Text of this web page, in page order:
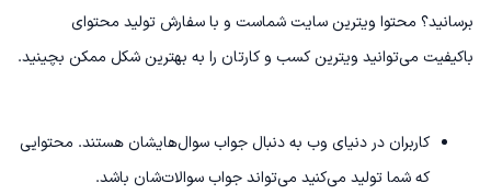
برسانید؟ محتوا ویترین سایت شماست و با سفارش تولید محتوای
باکیفیت می‌توانید ویترین کسب و کارتان را به بهترین شکل ممکن بچینید.
کاربران در دنیای وب به دنبال جواب سوال‌هایشان هستند. محتوایی
که شما تولید می‌کنید می‌تواند جواب سوالات‌شان باشد.